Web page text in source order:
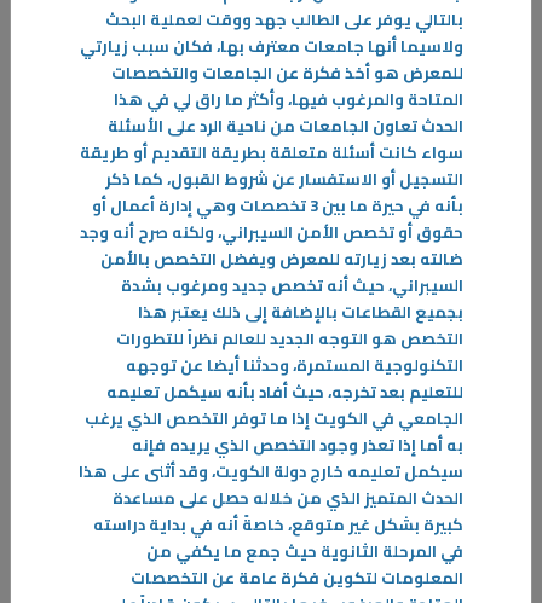
الدراسة وليالي رمضان …تحديات الطلبة في رمضان وكيفية مواجهة تغيير
نمط الحياة خلال الشهر الفضيل ؟
شهر رمضان المبارك هو شهر ذو طابع خاص ومميز يجمع ما بين الروحانية
والعادات والتقاليد الجميلة، كالعبادات والطاعات والتواصل وصلة الرحم
بالتالي يوفر على الطالب جهد ووقت لعملية البحث
ولاسيما أنها جامعات معترف بها، فكان سبب زيارتي
للمعرض هو أخذ فكرة عن الجامعات والتخصصات
المتاحة والمرغوب فيها، وأكثر ما راق لي في هذا
الحدث تعاون الجامعات من ناحية الرد على الأسئلة
سواء كانت أسئلة متعلقة بطريقة التقديم أو طريقة
التسجيل أو الاستفسار عن شروط القبول، كما ذكر
بأنه في حيرة ما بين 3 تخصصات وهي إدارة أعمال أو
حقوق أو تخصص الأمن السيبراني، ولكنه صرح أنه وجد
ضالته بعد زيارته للمعرض ويفضل التخصص بالأمن
السيبراني، حيث أنه تخصص جديد ومرغوب بشدة
بجميع القطاعات بالإضافة إلى ذلك يعتبر هذا
التخصص هو التوجه الجديد للعالم نظراً للتطورات
التكنولوجية المستمرة، وحدثنا أيضا عن توجهه
للتعليم بعد تخرجه، حيث أفاد بأنه سيكمل تعليمه
الجامعي في الكويت إذا ما توفر التخصص الذي يرغب
به أما إذا تعذر وجود التخصص الذي يريده فإنه
سيكمل تعليمه خارج دولة الكويت، وقد أثنى على هذا
الحدث المتميز الذي من خلاله حصل على مساعدة
كبيرة بشكل غير متوقع، خاصةً أنه في بداية دراسته
في المرحلة الثانوية حيث جمع ما يكفي من
المعلومات لتكوين فكرة عامة عن التخصصات